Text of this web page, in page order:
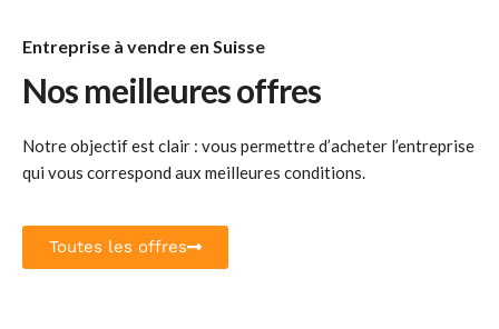
Entreprise à vendre en Suisse
Nos meilleures offres
Notre objectif est clair : vous permettre d’acheter l’entreprise
qui vous correspond aux meilleures conditions.
Toutes les offres